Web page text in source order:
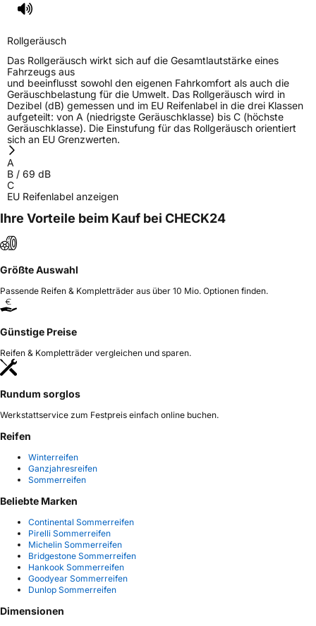
Rollgeräusch
Das Rollgeräusch wirkt sich auf die Gesamtlautstärke eines
Fahrzeugs aus
und beeinflusst sowohl den eigenen Fahrkomfort als auch die
Geräuschbelastung für die Umwelt. Das Rollgeräusch wird in
Dezibel (dB) gemessen und im EU Reifenlabel in die drei Klassen
aufgeteilt: von A (niedrigste Geräuschklasse) bis C (höchste
Geräuschklasse). Die Einstufung für das Rollgeräusch orientiert
sich an EU Grenzwerten.
A
B / 69 dB
C
EU Reifenlabel anzeigen
Ihre Vorteile beim Kauf bei CHECK24
Größte Auswahl
Passende Reifen & Kompletträder aus über 10 Mio. Optionen finden.
Günstige Preise
Reifen & Kompletträder vergleichen und sparen.
Rundum sorglos
Werkstattservice zum Festpreis einfach online buchen.
Reifen
Winterreifen
Ganzjahresreifen
Sommerreifen
Beliebte Marken
Continental Sommerreifen
Pirelli Sommerreifen
Michelin Sommerreifen
Bridgestone Sommerreifen
Hankook Sommerreifen
Goodyear Sommerreifen
Dunlop Sommerreifen
Dimensionen